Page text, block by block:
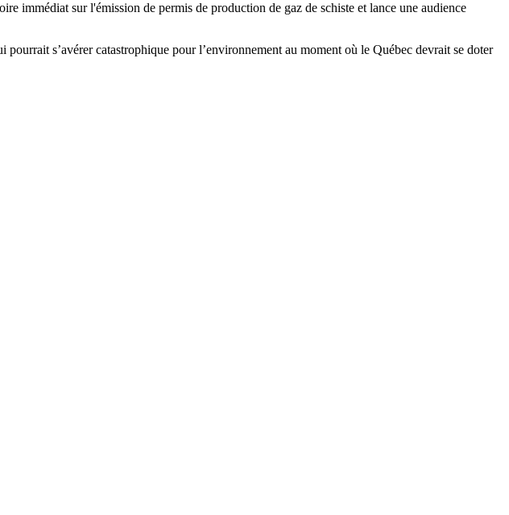
immédiat sur l'émission de permis de production de gaz de schiste et lance une audience
s’avérer catastrophique pour l’environnement au moment où le Québec devrait se doter